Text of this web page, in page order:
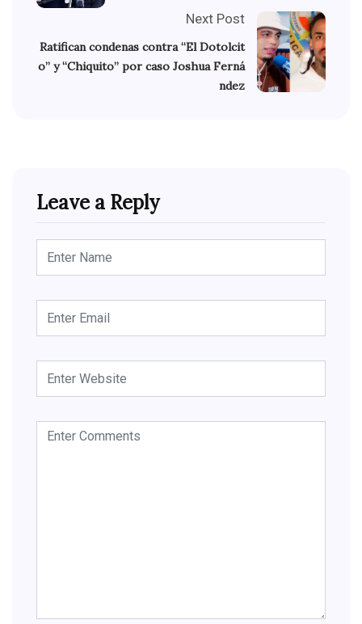
Next Post
Ratifican condenas contra “El Dotolcit
o” y “Chiquito” por caso Joshua Ferná
ndez
Leave a Reply